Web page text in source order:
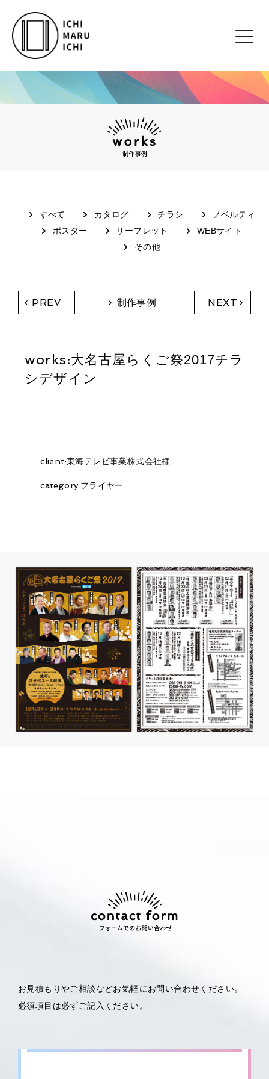
すべて カタログ チラシ
ノベルティ
ポスター
リーフレット
WEBサイト
その他
PREV 制作事例 NEXT
works:大名古屋らくご祭2017チラ
シデザイン
client:東海テレビ事業株式会社様
category:フライヤー
お見積もりやご相談などお気軽にお問い合わせください。
必須項目は必ずご記入ください。